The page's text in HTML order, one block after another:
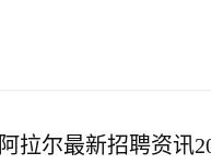
阿拉尔最新招聘资讯